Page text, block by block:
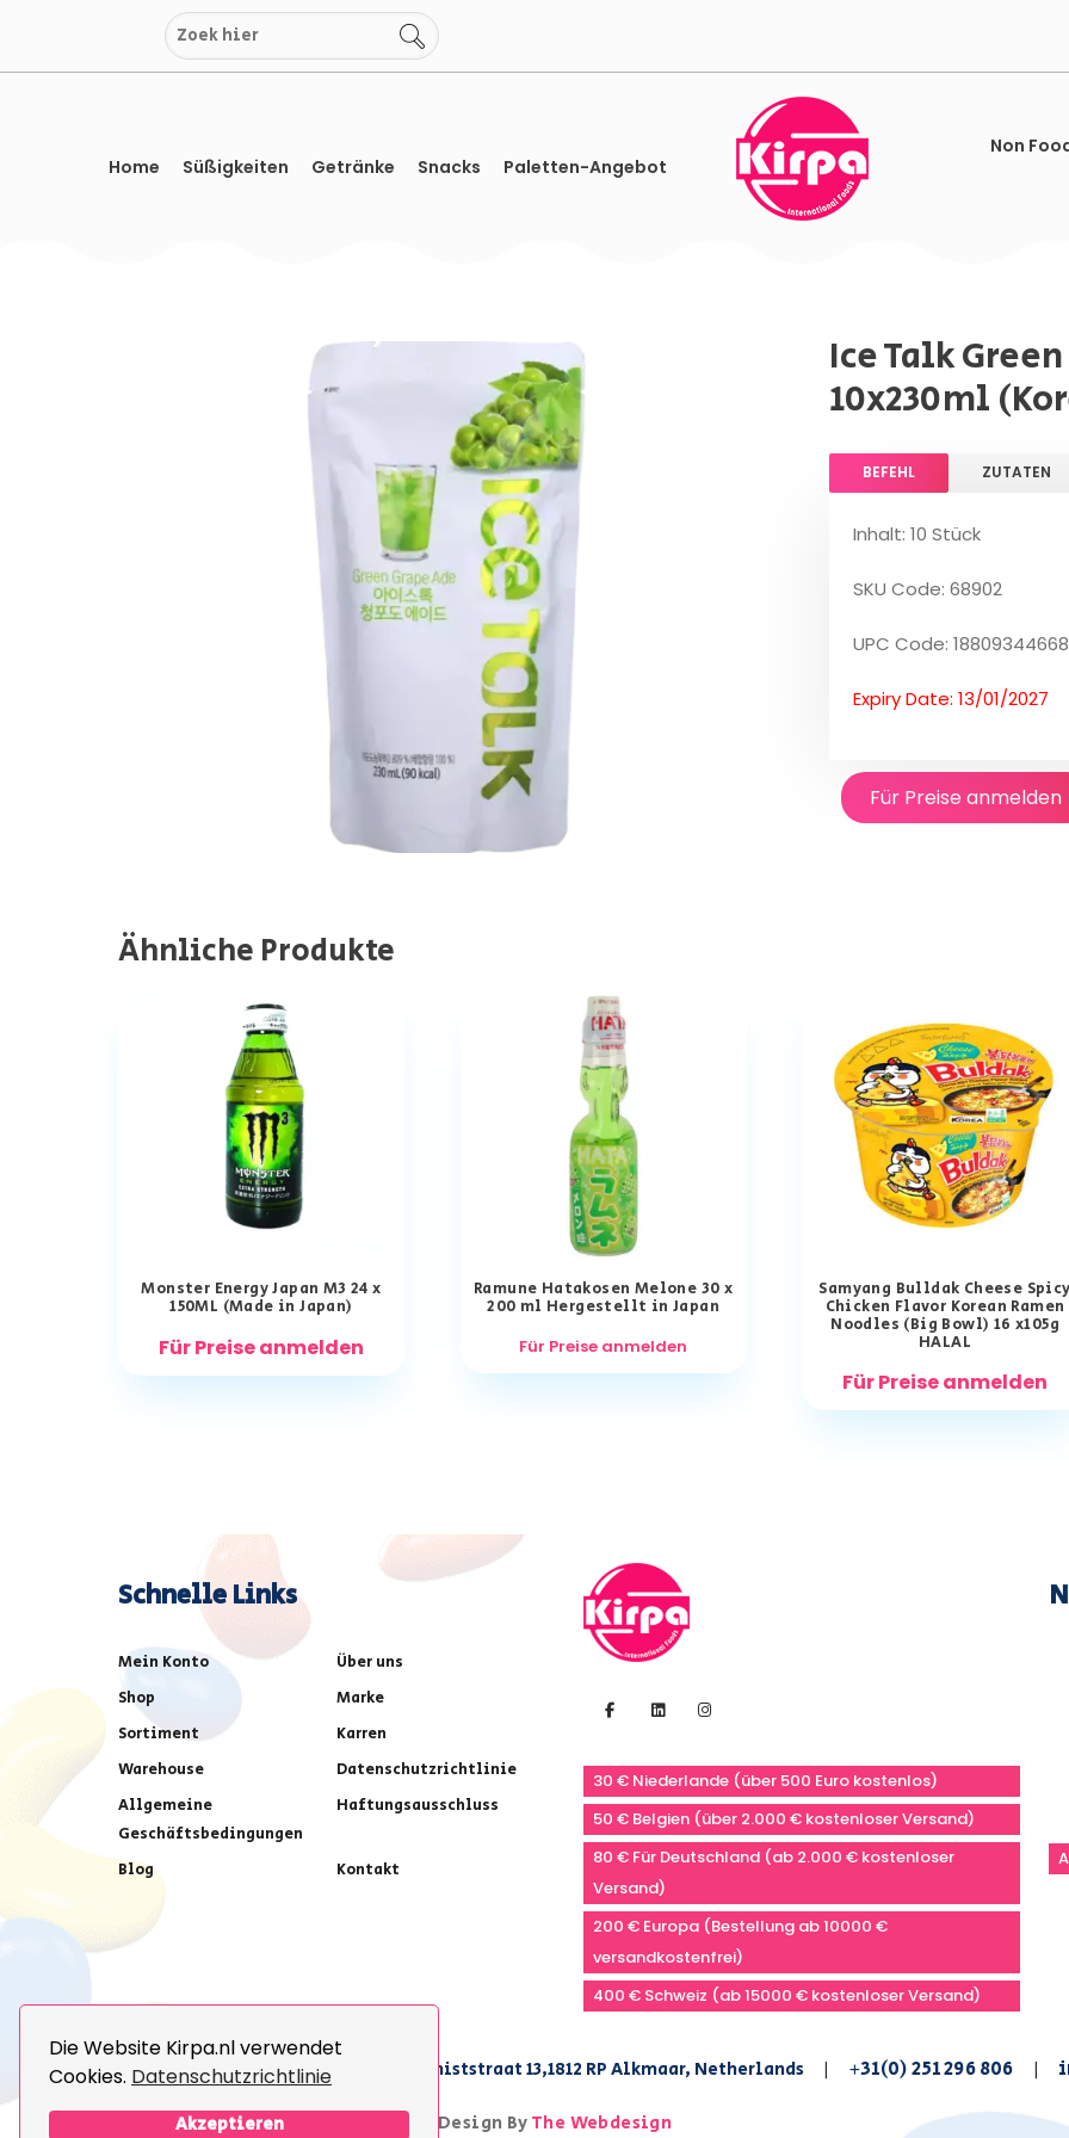
Die Website Kirpa.nl verwendet
Cookies. Datenschutzrichtlinie
Akzeptieren
springen
Home Süßigkeiten Getränke Snacks Paletten-Angebot
Non
Ice Talk
10x230ml
BEFEHL ZUTATEN
Inhalt: 10 Stück
SKU Code: 68902
UPC Code:
Expiry Date: 13/01/2027
Für Preise anmelden
Ähnliche Produkte
Monster Energy Japan M3 24 x
150ML (Made in Japan)
Für Preise anmelden
Ramune Hatakosen Melone 30 x
200 ml Hergestellt in Japan
Für Preise anmelden
Samyang Bulldak Cheese
Chicken Flavor Korean Ramen
Noodles (Big Bowl) 16 x105g
HALAL
Für Preise anmelden
Schnelle Links
Mein Konto
Über uns
Shop
Marke
Sortiment
Karren
Warehouse
Datenschutzrichtlinie
Allgemeine
Geschäftsbedingungen
Haftungsausschluss
Blog Kontakt
30 € Niederlande (über 500 Euro kostenlos)
50 € Belgien (über 2.000 € kostenloser Versand)
80 € Für Deutschland (ab 2.000 € kostenloser
Versand)
200 € Europa (Bestellung ab 10000 €
versandkostenfrei)
400 € Schweiz (ab 15000 € kostenloser Versand)
achter AFAS voetbalstadion,Amethiststraat 13,1812 RP Alkmaar, Netherlands +31(0) 251 296 806
© 2026 Kirpa. All Rights Reserved. Design ByThe Webdesign